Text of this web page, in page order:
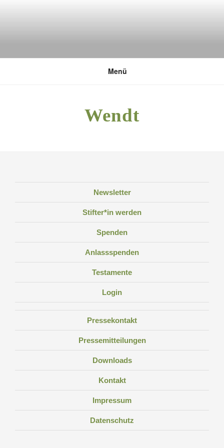
DEUTSCHE UMWELTSTIFTUNG
Menü
Wendt
Newsletter
Stifter*in werden
Spenden
Anlassspenden
Testamente
Login
Pressekontakt
Pressemitteilungen
Downloads
Kontakt
Impressum
Datenschutz